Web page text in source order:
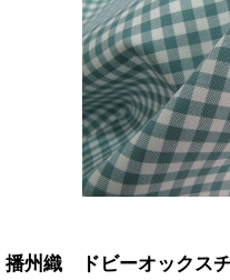
播州織 ドビーオックス